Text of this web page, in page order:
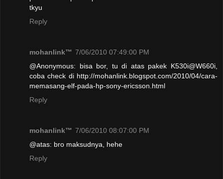
tkyu
Reply
mohanlink™ 7/06/2010 07:49:00 PM
@Anonymous: bisa bor, tu di atas pakek K530i@W660i,
coba check di http://mohanlink.blogspot.com/2010/04/cara-
memasang-elf-pada-hp-sony-ericsson.html
Reply
mohanlink™ 7/06/2010 08:07:00 PM
@atas: bro maksudnya, hehe
Reply